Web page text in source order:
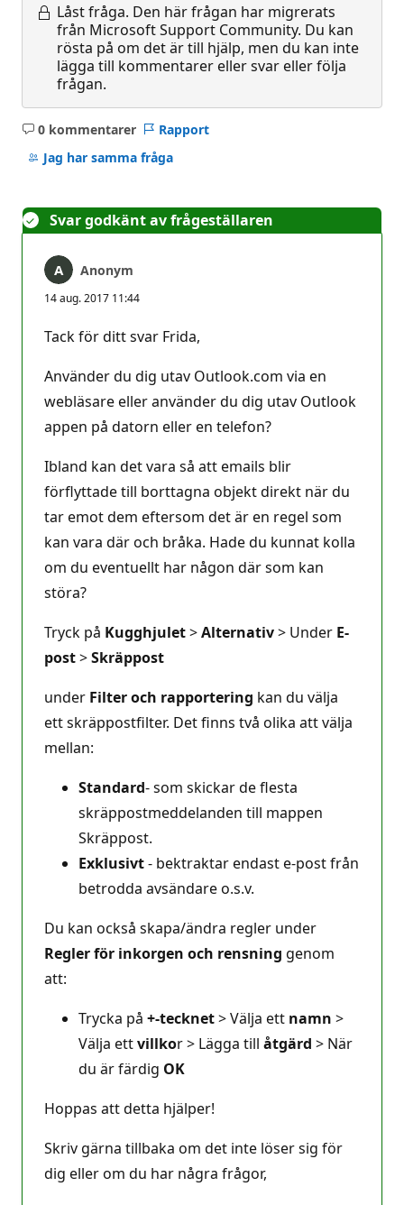
Låst fråga. Den här frågan har migrerats
från Microsoft Support Community. Du kan
rösta på om det är till hjälp, men du kan inte
lägga till kommentarer eller svar eller följa
frågan.
0 kommentarer
Inga
kommentarer
Rapport
Jag har samma fråga
Svar godkänt av frågeställaren
Anonym
14 aug. 2017 11:44
Tack för ditt svar Frida,
Använder du dig utav Outlook.com via en
webläsare eller använder du dig utav Outlook
appen på datorn eller en telefon?
Ibland kan det vara så att emails blir
förflyttade till borttagna objekt direkt när du
tar emot dem eftersom det är en regel som
kan vara där och bråka. Hade du kunnat kolla
om du eventuellt har någon där som kan
störa?
Tryck på Kugghjulet>Alternativ> Under E-
post>Skräppost
under Filter och rapportering kan du välja
ett skräppostfilter. Det finns två olika att välja
mellan:
Standard- som skickar de flesta
skräppostmeddelanden till mappen
Skräppost.
Exklusivt- bektraktar endast e-post från
betrodda avsändare o.s.v.
Du kan också skapa/ändra regler under
Regler för inkorgen och rensning genom
att:
Trycka på +-tecknet> Välja ett namn >
Välja ettvillkor > Lägga till åtgärd > När
du är färdig OK
Hoppas att detta hjälper!
Skriv gärna tillbaka om det inte löser sig för
dig eller om du har några frågor,